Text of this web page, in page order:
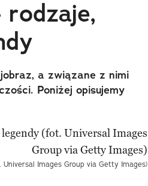
a związane z nimi
Poniżej opisujemy
Images Group via Getty Images)